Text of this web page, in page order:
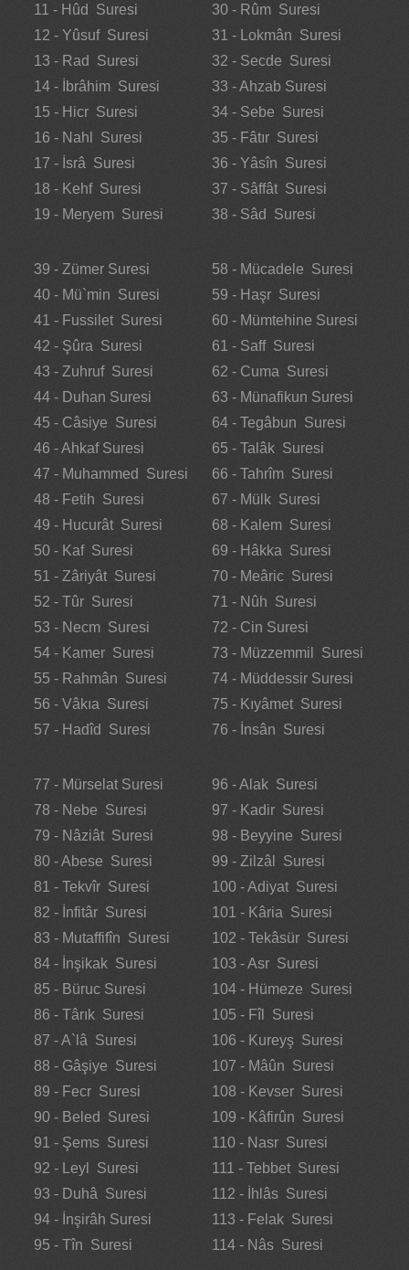
11 - Hûd Suresi
12 - Yûsuf Suresi
13 - Rad Suresi
14 - İbrâhim Suresi
15 - Hicr Suresi
16 - Nahl Suresi
17 - İsrâ Suresi
18 - Kehf Suresi
19 - Meryem Suresi
30 - Rûm Suresi
31 - Lokmân Suresi
32 - Secde Suresi
33 - Ahzab Suresi
34 - Sebe Suresi
35 - Fâtır Suresi
36 - Yâsîn Suresi
37 - Sâffât Suresi
38 - Sâd Suresi
39 - Zümer Suresi
40 - Mü`min Suresi
41 - Fussilet Suresi
42 - Şûra Suresi
43 - Zuhruf Suresi
44 - Duhan Suresi
45 - Câsiye Suresi
46 - Ahkaf Suresi
47 - Muhammed Suresi
48 - Fetih Suresi
49 - Hucurât Suresi
50 - Kaf Suresi
51 - Zâriyât Suresi
52 - Tûr Suresi
53 - Necm Suresi
54 - Kamer Suresi
55 - Rahmân Suresi
56 - Vâkıa Suresi
57 - Hadîd Suresi
58 - Mücadele Suresi
59 - Haşr Suresi
60 - Mümtehine Suresi
61 - Saff Suresi
62 - Cuma Suresi
63 - Münafikun Suresi
64 - Tegâbun Suresi
65 - Talâk Suresi
66 - Tahrîm Suresi
67 - Mülk Suresi
68 - Kalem Suresi
69 - Hâkka Suresi
70 - Meâric Suresi
71 - Nûh Suresi
72 - Cin Suresi
73 - Müzzemmil Suresi
74 - Müddessir Suresi
75 - Kıyâmet Suresi
76 - İnsân Suresi
77 - Mürselat Suresi
78 - Nebe Suresi
79 - Nâziât Suresi
80 - Abese Suresi
81 - Tekvîr Suresi
82 - İnfitâr Suresi
83 - Mutaffifîn Suresi
84 - İnşikak Suresi
85 - Büruc Suresi
86 - Târık Suresi
87 - A`lâ Suresi
88 - Gâşiye Suresi
89 - Fecr Suresi
90 - Beled Suresi
91 - Şems Suresi
92 - Leyl Suresi
93 - Duhâ Suresi
94 - İnşirâh Suresi
95 - Tîn Suresi
96 - Alak Suresi
97 - Kadir Suresi
98 - Beyyine Suresi
99 - Zilzâl Suresi
100 - Adiyat Suresi
101 - Kâria Suresi
102 - Tekâsür Suresi
103 - Asr Suresi
104 - Hümeze Suresi
105 - Fîl Suresi
106 - Kureyş Suresi
107 - Mâûn Suresi
108 - Kevser Suresi
109 - Kâfirûn Suresi
110 - Nasr Suresi
111 - Tebbet Suresi
112 - İhlâs Suresi
113 - Felak Suresi
114 - Nâs Suresi